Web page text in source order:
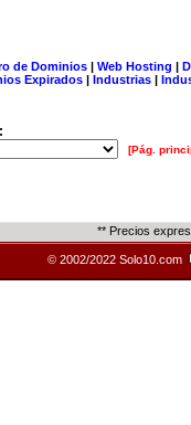
de Dominios| Web Hosting |
Expirados | Industrias |
[Pág.
** Precios
© 2002/2022 Solo10.com